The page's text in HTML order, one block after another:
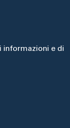
informazioni e di